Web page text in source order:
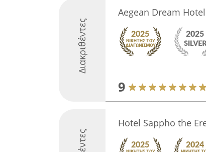
Διακριθέντες
Aegean Dream
9
Hotel Sappho the